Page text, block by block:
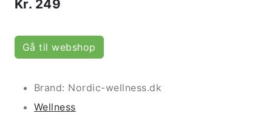
Kr. 249
Gå til webshop
Brand: Nordic-wellness.dk
Wellness